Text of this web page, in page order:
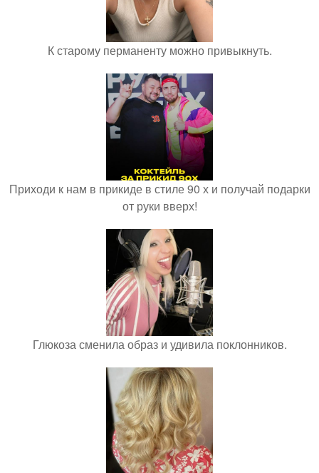
К старому перманенту можно привыкнуть.
Приходи к нам в прикиде в стиле 90 х и получай подарки
от руки вверх!
Глюкоза сменила образ и удивила поклонников.